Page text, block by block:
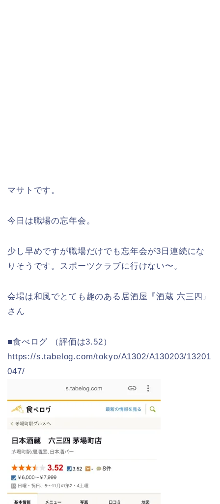
マサトです。
今日は職場の忘年会。
少し早めですが職場だけでも忘年会が3日連続にな
りそうです。スポーツクラブに行けない〜。
会場は和風でとても趣のある居酒屋『酒蔵 六三四』
さん
■食べログ （評価は3.52）
https://s.tabelog.com/tokyo/A1302/A130203/13201
047/